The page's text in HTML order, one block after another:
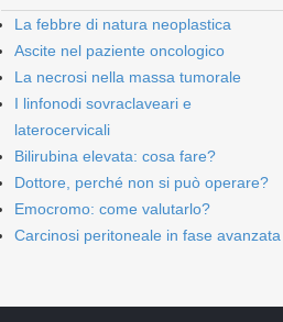
La febbre di natura neoplastica
Ascite nel paziente oncologico
La necrosi nella massa tumorale
I linfonodi sovraclaveari e
laterocervicali
Bilirubina elevata: cosa fare?
Dottore, perché non si può operare?
Emocromo: come valutarlo?
Carcinosi peritoneale in fase avanzata